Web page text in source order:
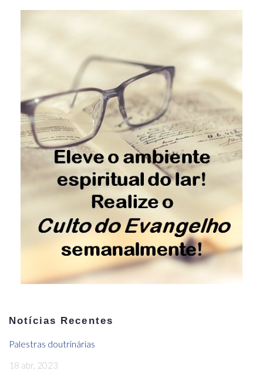
Notícias Recentes
Palestras doutrinárias
18 abr, 2023